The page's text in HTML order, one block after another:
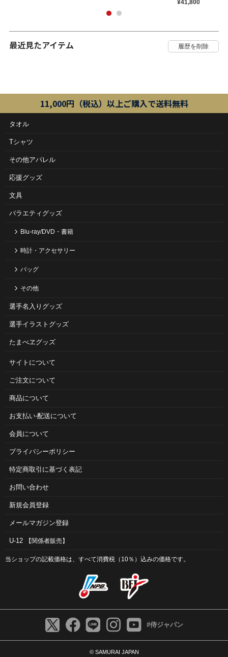
¥41,800
最近見たアイテム
11,000円（税込）以上ご購入で送料無料
タオル
Tシャツ
その他アパレル
応援グッズ
文具
バラエティグッズ
Blu-ray/DVD・書籍
時計・アクセサリー
バッグ
その他
選手名入りグッズ
選手イラストグッズ
たまべヱグッズ
サイトについて
ご注⽂について
商品について
お⽀払い‧配送について
会員について
プライバシーポリシー
特定商取引に基づく表記
お問い合わせ
新規会員登録
メールマガジン登録
U-12 【関係者販売】
当ショップの記載価格は、すべて消費税（10％）込みの価格です。
#侍ジャパン
© SAMURAI JAPAN